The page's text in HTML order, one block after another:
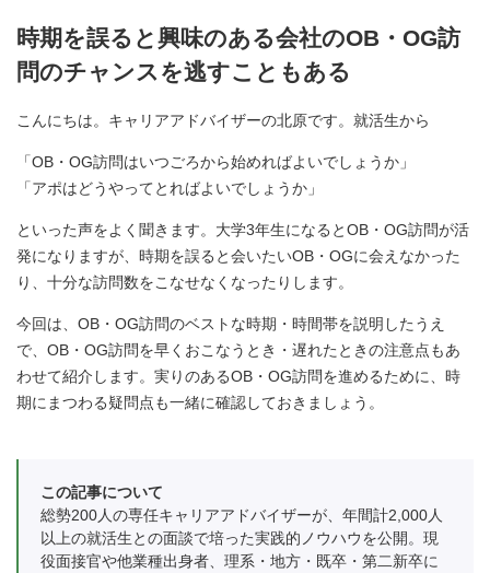
時期を誤ると興味のある会社のOB・OG訪
問のチャンスを逃すこともある
こんにちは。キャリアアドバイザーの北原です。就活生から
「OB・OG訪問はいつごろから始めればよいでしょうか」
「アポはどうやってとればよいでしょうか」
といった声をよく聞きます。大学3年生になるとOB・OG訪問が活
発になりますが、時期を誤ると会いたいOB・OGに会えなかった
り、十分な訪問数をこなせなくなったりします。
今回は、OB・OG訪問のベストな時期・時間帯を説明したうえ
で、OB・OG訪問を早くおこなうとき・遅れたときの注意点もあ
わせて紹介します。実りのあるOB・OG訪問を進めるために、時
期にまつわる疑問点も一緒に確認しておきましょう。
この記事について
総勢200人の専任キャリアアドバイザーが、年間計2,000人
以上の就活生との面談で培った実践的ノウハウを公開。現
役面接官や他業種出身者、理系・地方・既卒・第二新卒に